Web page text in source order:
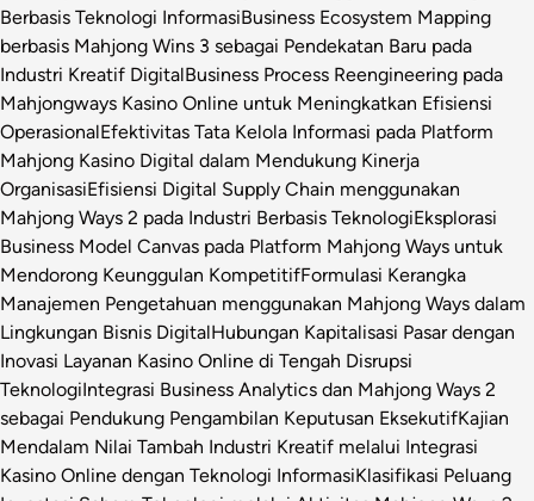
Berbasis Teknologi InformasiBusiness Ecosystem Mapping
berbasis Mahjong Wins 3 sebagai Pendekatan Baru pada
Industri Kreatif DigitalBusiness Process Reengineering pada
Mahjongways Kasino Online untuk Meningkatkan Efisiensi
OperasionalEfektivitas Tata Kelola Informasi pada Platform
Mahjong Kasino Digital dalam Mendukung Kinerja
OrganisasiEfisiensi Digital Supply Chain menggunakan
Mahjong Ways 2 pada Industri Berbasis TeknologiEksplorasi
Business Model Canvas pada Platform Mahjong Ways untuk
Mendorong Keunggulan KompetitifFormulasi Kerangka
Manajemen Pengetahuan menggunakan Mahjong Ways dalam
Lingkungan Bisnis DigitalHubungan Kapitalisasi Pasar dengan
Inovasi Layanan Kasino Online di Tengah Disrupsi
TeknologiIntegrasi Business Analytics dan Mahjong Ways 2
sebagai Pendukung Pengambilan Keputusan EksekutifKajian
Mendalam Nilai Tambah Industri Kreatif melalui Integrasi
Kasino Online dengan Teknologi InformasiKlasifikasi Peluang